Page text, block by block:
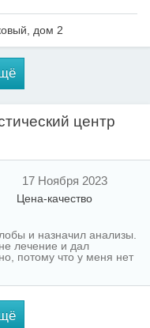
дом 2
центр
17 Ноября 2023
Цена-качество
и назначил анализы.
лечение и дал
потому что у меня нет